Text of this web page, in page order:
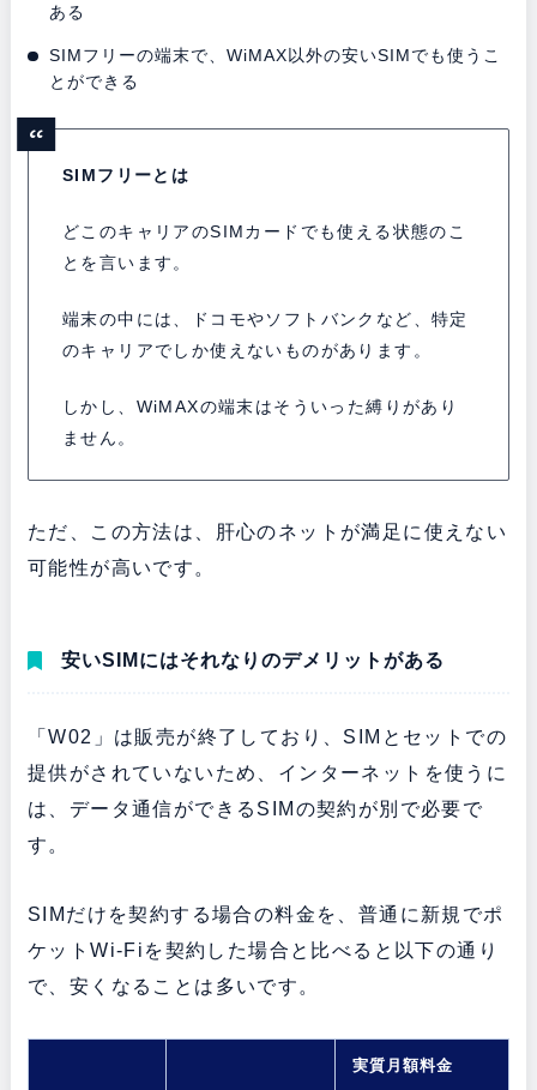
ある
SIMフリーの端末で、WiMAX以外の安いSIMでも使うこ
とができる
SIMフリーとは
どこのキャリアのSIMカードでも使える状態のこ
とを言います。
端末の中には、ドコモやソフトバンクなど、特定
のキャリアでしか使えないものがあります。
しかし、WiMAXの端末はそういった縛りがあり
ません。
ただ、この方法は、肝心のネットが満足に使えない
可能性が高いです。
安いSIMにはそれなりのデメリットがある
「W02」は販売が終了しており、SIMとセットでの
提供がされていないため、インターネットを使うに
は、データ通信ができるSIMの契約が別で必要で
す。
SIMだけを契約する場合の料金を、普通に新規でポ
ケットWi-Fiを契約した場合と比べると以下の通り
で、安くなることは多いです。
実質月額料金